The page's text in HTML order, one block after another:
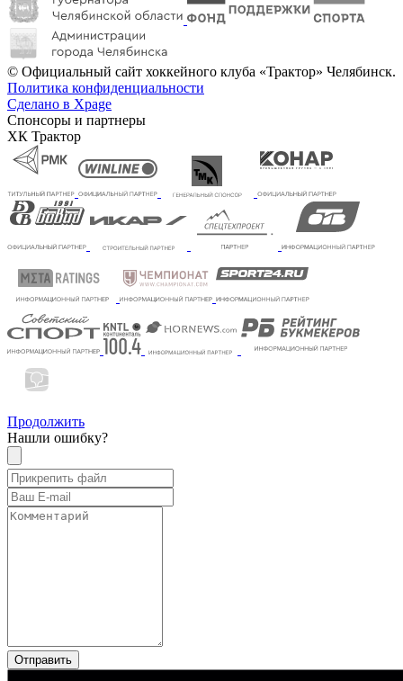
© Официальный сайт хоккейного клуба «Трактор» Челябинск.
Политика конфиденциальности
Сделано в Xpage
Спонсоры и партнеры
ХК Трактор
Продолжить
Нашли ошибку?